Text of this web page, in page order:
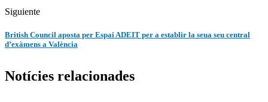
Siguiente
British Council aposta per Espai ADEIT per a establir la seua seu central
d’exàmens a València
Notícies relacionades